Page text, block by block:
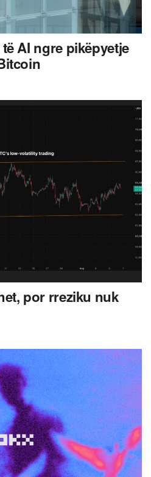
AI ngre pikëpyetje
por rreziku nuk